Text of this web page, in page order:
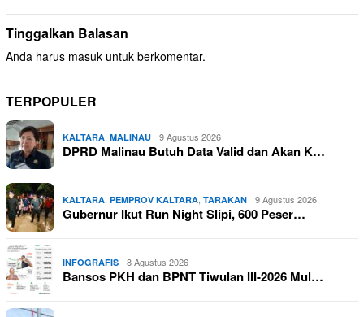
Tinggalkan Balasan
Anda harus masuk untuk berkomentar.
TERPOPULER
KALTARA, MALINAU 9 Agustus 2026
DPRD Malinau Butuh Data Valid dan Akan K…
KALTARA, PEMPROV KALTARA, TARAKAN 9 Agustus 2026
Gubernur Ikut Run Night Slipi, 600 Peser…
INFOGRAFIS 8 Agustus 2026
Bansos PKH dan BPNT Tiwulan III-2026 Mul…